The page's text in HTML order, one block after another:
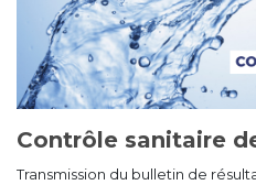
Contrôle sanitaire
Transmission du bulletin de